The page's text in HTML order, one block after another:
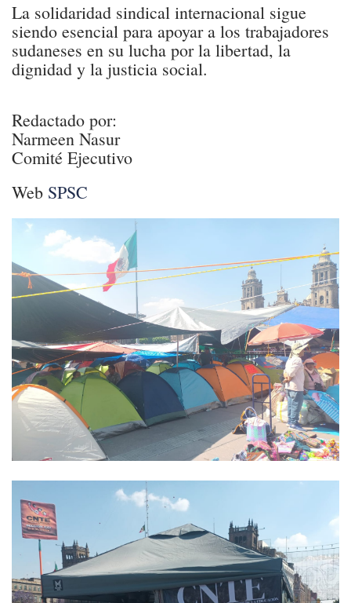
La solidaridad sindical internacional sigue
siendo esencial para apoyar a los trabajadores
sudaneses en su lucha por la libertad, la
dignidad y la justicia social.
Redactado por:
Narmeen Nasur
Comité Ejecutivo
Web SPSC